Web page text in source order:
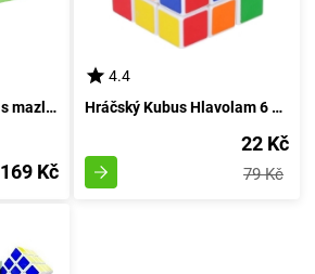
Projektor 24 obrázků s mazlíčky - Safari dobrodružství
169 Kč
4.4
Hráčský Kubus Hlavolam 6 cm
22 Kč
79 Kč